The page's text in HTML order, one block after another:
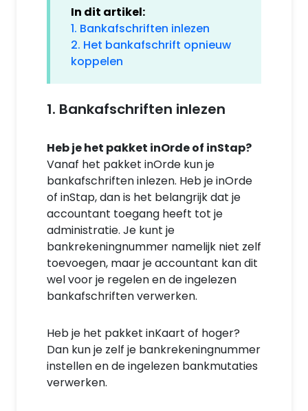
In dit artikel:
1. Bankafschriften inlezen
2. Het bankafschrift opnieuw
koppelen
1. Bankafschriften inlezen
Heb je het pakket inOrde of inStap?
Vanaf het pakket inOrde kun je
bankafschriften inlezen. Heb je inOrde
of inStap, dan is het belangrijk dat je
accountant toegang heeft tot je
administratie. Je kunt je
bankrekeningnummer namelijk niet zelf
toevoegen, maar je accountant kan dit
wel voor je regelen en de ingelezen
bankafschriften verwerken.
Heb je het pakket inKaart of hoger?
Dan kun je zelf je bankrekeningnummer
instellen en de ingelezen bankmutaties
verwerken.